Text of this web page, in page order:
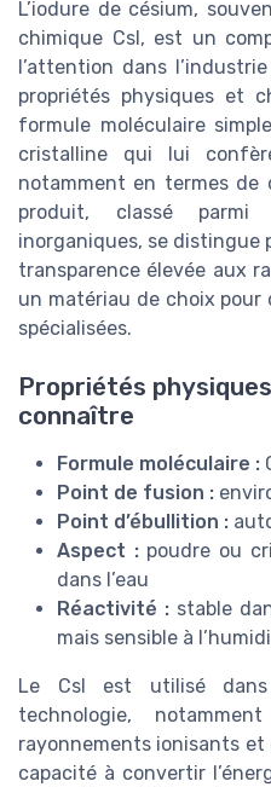
L’iodure de césium,
chimique CsI, est un
l’attention dans
propriétés physiques et
formule moléculaire
cristalline qui lui
notamment en termes de
produit, classé parmi
inorganiques, se
transparence élevée aux
un matériau de choix pour
spécialisées.
Propriétés
connaître
Formule moléculaire :
Point de fusion :
Point d’ébullition :
Aspect :poudre ou
dans l’eau
Réactivité : stable
mais sensible à
Le CsI est utilisé
technologie,
rayonnements ionisants et
capacité à convertir